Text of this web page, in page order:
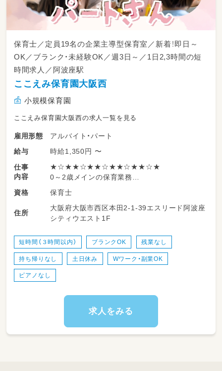
保育士／定員19名の企業主導型保育室／新着！即日～
OK／ブランク・未経験OK／週3日～／1日2,3時間の短
時間求人／阿波座駅
ここえみ保育園大阪西
小規模保育園
ここえみ保育園大阪西の求人一覧を見る
雇用形態
アルバイト・パート
給与
時給1,350円 〜
仕事
内容
★☆★★☆★★☆★★☆★★☆★
0～2歳メインの保育業務
★☆★★☆★★☆★★☆★★☆★
◇預かり業務メインでお願いします！
担任制ではございません☆
-----*-----*-----*-----*-----*-----*-----
早番か遅番どちらかにかかる
週3日からでもOKなので、
ご家庭との両立もしやすいですよ！
資格 保育士
住所
大阪府大阪市西区本田2-1-39エスリード阿波座
シティウエスト1F
短時間（３時間以内） ブランクOK 残業なし
持ち帰りなし 土日休み Wワーク・副業OK
ピアノなし
求人をみる